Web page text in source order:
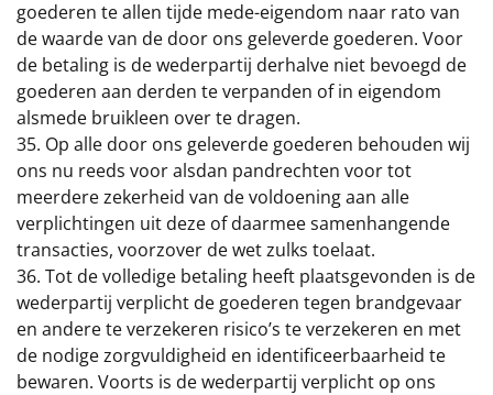
goederen te allen tijde mede-eigendom naar rato van
de waarde van de door ons geleverde goederen. Voor
de betaling is de wederpartij derhalve niet bevoegd de
goederen aan derden te verpanden of in eigendom
alsmede bruikleen over te dragen.
35. Op alle door ons geleverde goederen behouden wij
ons nu reeds voor alsdan pandrechten voor tot
meerdere zekerheid van de voldoening aan alle
verplichtingen uit deze of daarmee samenhangende
transacties, voorzover de wet zulks toelaat.
36. Tot de volledige betaling heeft plaatsgevonden is de
wederpartij verplicht de goederen tegen brandgevaar
en andere te verzekeren risico’s te verzekeren en met
de nodige zorgvuldigheid en identificeerbaarheid te
bewaren. Voorts is de wederpartij verplicht op ons